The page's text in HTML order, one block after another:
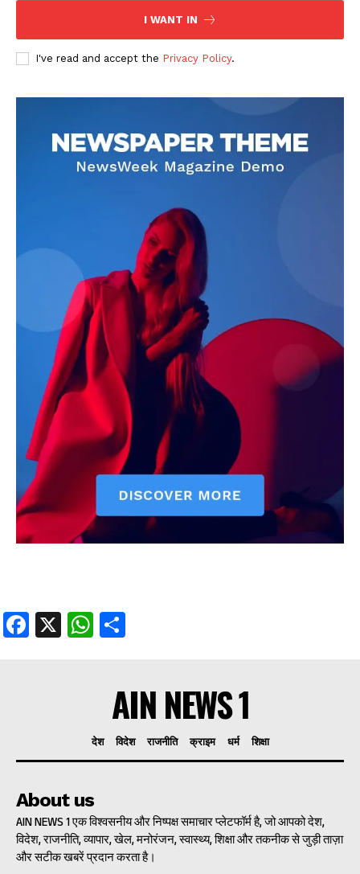
DOWNLOAD NOW
AIN NEWS 1
Contact Us
About Us
Privacy Policy
Terms of Use Agreement
Facebook
X WhatsApp
Share
I WANT IN
I've read and accept the Privacy Policy.
Facebook
X WhatsApp
AIN NEWS 1
देश विदेश राजनीति क्राइम धर्म शिक्षा
About us
AIN NEWS 1 एक विश्वसनीय और निष्पक्ष समाचार प्लेटफॉर्म है, जो आपको देश,
विदेश, राजनीति, व्यापार, खेल, मनोरंजन, स्वास्थ्य, शिक्षा और तकनीक से जुड़ी ताज़ा
और सटीक खबरें प्रदान करता है।